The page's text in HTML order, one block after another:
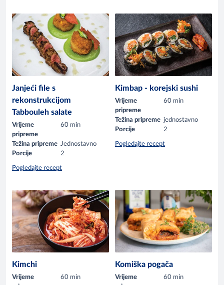
Janjeći file s
rekonstrukcijom
Tabbouleh salate
Vrijeme
pripreme
60 min
Težina pripreme Jednostavno
Porcije
2
Pogledajte recept
Kimbap - korejski sushi
Vrijeme
pripreme
60 min
Težina pripreme jednostavno
Porcije
2
Pogledajte recept
Kimchi
Vrijeme
60 min
Komiška pogača
Vrijeme
60 min